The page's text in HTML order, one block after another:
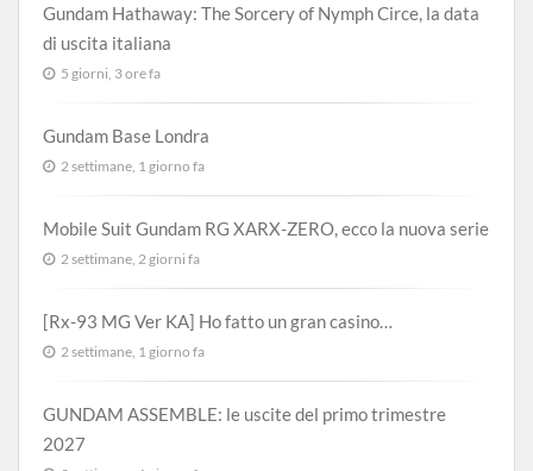
Gundam Hathaway: The Sorcery of Nymph Circe, la data
di uscita italiana
5 giorni, 3 ore fa
Gundam Base Londra
2 settimane, 1 giorno fa
Mobile Suit Gundam RG XARX-ZERO, ecco la nuova serie
2 settimane, 2 giorni fa
[Rx-93 MG Ver KA] Ho fatto un gran casino…
2 settimane, 1 giorno fa
GUNDAM ASSEMBLE: le uscite del primo trimestre
2027